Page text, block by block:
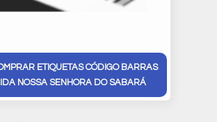
ETIQUETAS CÓDIGO BARRAS
NOSSA SENHORA DO SABARÁ